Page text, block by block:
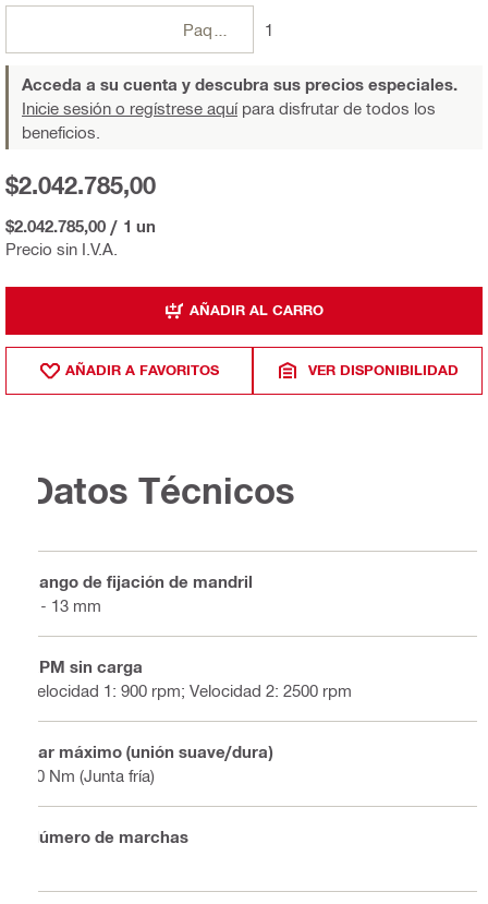
1
Acceda a su cuenta y descubra sus precios especiales.
Inicie sesión o regístrese aquípara disfrutar de todos los
beneficios.
Precio sin I.V.A.
$2.042.785,00
$2.042.785,00 / 1 un
AÑADIR AL CARRO
AÑADIR A FAVORITOS VER DISPONIBILIDAD
Datos Técnicos
Rango de fijación de mandril
2 - 13 mm
RPM sin carga
Velocidad 1: 900 rpm; Velocidad 2: 2500 rpm
Par máximo (unión suave/dura)
80 Nm (Junta fría)
Número de marchas